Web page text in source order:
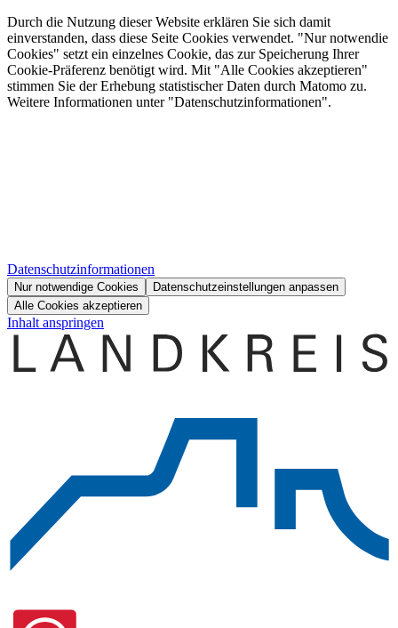
Durch die Nutzung dieser Website erklären Sie sich damit
einverstanden, dass diese Seite Cookies verwendet. "Nur notwendie
Cookies" setzt ein einzelnes Cookie, das zur Speicherung Ihrer
Cookie-Präferenz benötigt wird. Mit "Alle Cookies akzeptieren"
stimmen Sie der Erhebung statistischer Daten durch Matomo zu.
Weitere Informationen unter "Datenschutzinformationen".
Datenschutzinformationen
Nur notwendige Cookies
Datenschutzeinstellungen anpassen
Alle Cookies akzeptieren
Inhalt anspringen